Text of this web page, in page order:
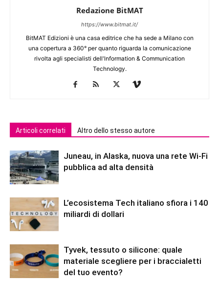
Redazione BitMAT
https://www.bitmat.it/
BitMAT Edizioni è una casa editrice che ha sede a Milano con
una copertura a 360° per quanto riguarda la comunicazione
rivolta agli specialisti dell'lnformation & Communication
Technology.
Articoli correlati Altro dello stesso autore
Juneau, in Alaska, nuova una rete Wi-Fi
pubblica ad alta densità
L’ecosistema Tech italiano sfiora i 140
miliardi di dollari
Tyvek, tessuto o silicone: quale
materiale scegliere per i braccialetti
del tuo evento?